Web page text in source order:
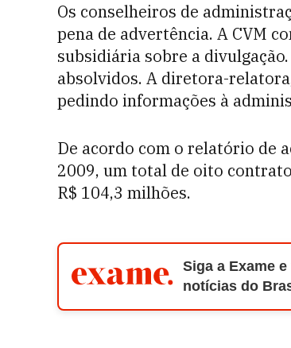
Os conselheiros de
pena de advertência. A CVM
subsidiária sobre a
absolvidos. A diretora-
pedindo informações à
De acordo com o relatório de
2009, um total de oito
R$ 104,3 milhões.
Siga a Exame
notícias do